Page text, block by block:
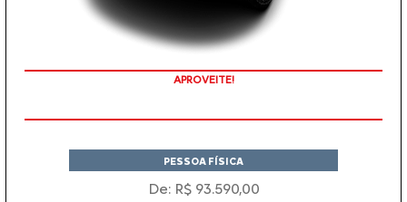
COM SEU USADO NA TROCA
PESSOA FÍSICA
De: R$ 93.590,00